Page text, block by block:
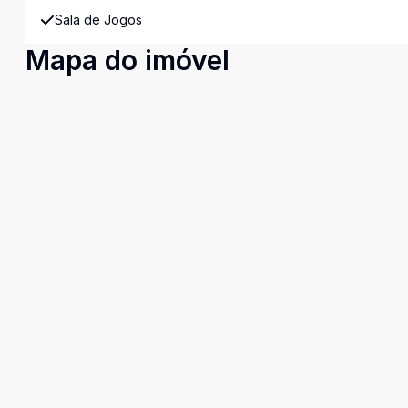
Sala de Jogos
Mapa do imóvel